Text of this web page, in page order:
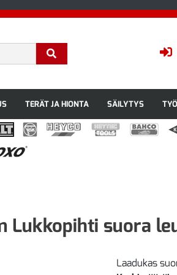
TERÄT JA HIONTA SÄILYTYS
Lukkopihti suora
Laadukas